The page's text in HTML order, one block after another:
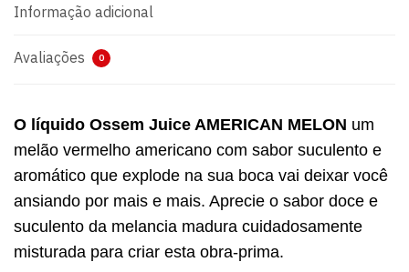
Informação adicional
Avaliações 0
O líquido Ossem Juice AMERICAN MELON um
melão vermelho americano com sabor suculento e
aromático que explode na sua boca vai deixar você
ansiando por mais e mais. Aprecie o sabor doce e
suculento da melancia madura cuidadosamente
misturada para criar esta obra-prima.